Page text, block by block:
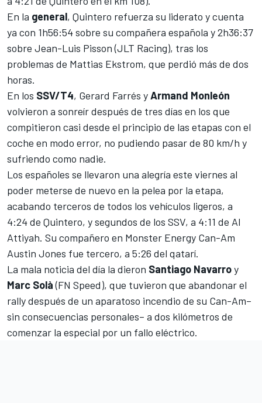
En la general, Quintero refuerza su liderato y cuenta
ya con 1h56:54 sobre su compañera española y 2h36:37
sobre Jean-Luis Pisson (JLT Racing), tras los
problemas de Mattias Ekstrom, que perdió más de dos
horas.
En los SSV/T4, Gerard Farrés yArmand Monleón
volvieron a sonreír después de tres días en los que
compitieron casi desde el principio de las etapas con el
coche en modo error, no pudiendo pasar de 80 km/h y
sufriendo como nadie.
Los españoles se llevaron una alegría este viernes al
poder meterse de nuevo en la pelea por la etapa,
acabando terceros de todos los vehículos ligeros, a
4:24 de Quintero, y segundos de los SSV, a 4:11 de Al
Attiyah. Su compañero en Monster Energy Can-Am
Austin Jones fue tercero, a 5:26 del qatarí.
La mala noticia del día la dieron Santiago Navarroy
Marc Solà(FN Speed), que tuvieron que abandonar el
rally después de un aparatoso incendio de su Can-Am–
sin consecuencias personales– a dos kilómetros de
comenzar la especial por un fallo eléctrico.